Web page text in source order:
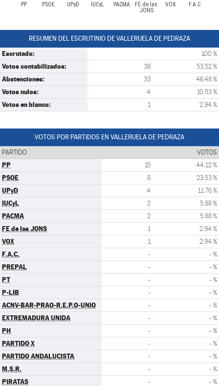
PP PSOE UPyD IUCyL PACMA
FE de las
JONS
VOX F.A.C.
RESUMEN DEL ESCRUTINIO DE VALLERUELA DE PEDRAZA
Escrutado: 100 %
Votos contabilizados: 38 53.52 %
Abstenciones: 33 46.48 %
Votos nulos: 4 10.53 %
Votos en blanco: 1 2.94 %
VOTOS POR PARTIDOS EN VALLERUELA DE PEDRAZA
PARTIDO VOTOS
PP 15 44.12 %
PSOE 8 23.53 %
UPyD 4 11.76 %
IUCyL 2 5.88 %
PACMA 2 5.88 %
FE de las JONS 1 2.94 %
VOX 1 2.94 %
F.A.C. - - %
PREPAL - - %
PT - - %
P-LIB - - %
ACNV-BAR-PRAO-R.E.P.O-UNIO - - %
EXTREMADURA UNIDA - - %
PH - - %
PARTIDO X - - %
PARTIDO ANDALUCISTA - - %
M.S.R. - - %
PIRATAS - - %